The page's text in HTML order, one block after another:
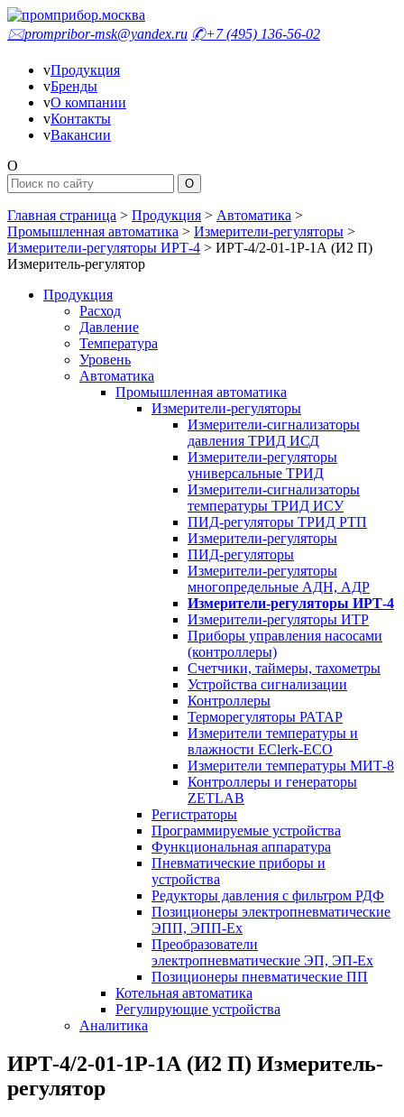
🖂prompribor-msk@yandex.ru ✆+7 (495) 136-56-02
vПродукция
vБренды
vО компании
vКонтакты
vВакансии
O
Главная страница > Продукция > Автоматика >
Промышленная автоматика > Измерители-регуляторы >
Измерители-регуляторы ИРТ-4 > ИРТ-4/2-01-1Р-1А (И2 П)
Измеритель-регулятор
Продукция
Расход
Давление
Температура
Уровень
Автоматика
Промышленная автоматика
Измерители-регуляторы
Измерители-сигнализаторы
давления ТРИД ИСД
Измерители-регуляторы
универсальные ТРИД
Измерители-сигнализаторы
температуры ТРИД ИСУ
ПИД-регуляторы ТРИД РТП
Измерители-регуляторы
ПИД-регуляторы
Измерители-регуляторы
многопредельные АДН, АДР
Измерители-регуляторы ИРТ-4
Измерители-регуляторы ИТР
Приборы управления насосами
(контроллеры)
Счетчики, таймеры, тахометры
Устройства сигнализации
Контроллеры
Терморегуляторы РАТАР
Измерители температуры и
влажности EClerk-ECO
Измерители температуры МИТ-8
Контроллеры и генераторы
ZETLAB
Регистраторы
Программируемые устройства
Функциональная аппаратура
Пневматические приборы и
устройства
Редукторы давления с фильтром РДФ
Позиционеры электропневматические
ЭПП, ЭПП-Ех
Преобразователи
электропневматические ЭП, ЭП-Ех
Позиционеры пневматические ПП
Котельная автоматика
Регулирующие устройства
Аналитика
ИРТ-4/2-01-1Р-1А (И2 П) Измеритель-
регулятор